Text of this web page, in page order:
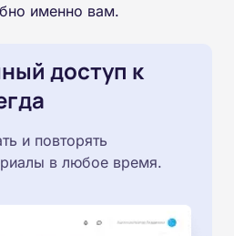
именно вам.
доступ к
и повторять
в любое время.